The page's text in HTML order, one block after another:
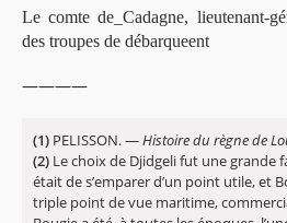
Le comte de_Cadagne, lieutenant-
des troupes de débarqueent
————
(1) PELISSON. —Histoire du règne de
(2) Le choix de Djidgeli fut une grande
était de s’emparer d’un point utile, et
triple point de vue maritime,